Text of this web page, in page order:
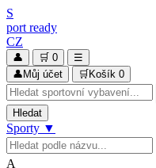
S
port ready
CZ
👤 🛒 0
☰
👤 Můj účet 🛒 Košík 0
Hledat
Sporty ▼
A